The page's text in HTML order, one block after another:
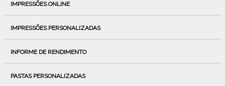
IMPRESSÕES ONLINE
IMPRESSÕES PERSONALIZADAS
INFORME DE RENDIMENTO
PASTAS PERSONALIZADAS